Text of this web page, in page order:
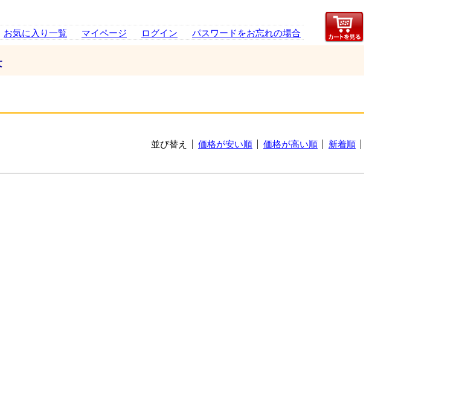
お気に入り一覧 マイページ ログイン パスワードをお忘れの場合
並び替え 価格が安い順 価格が高い順 新着順